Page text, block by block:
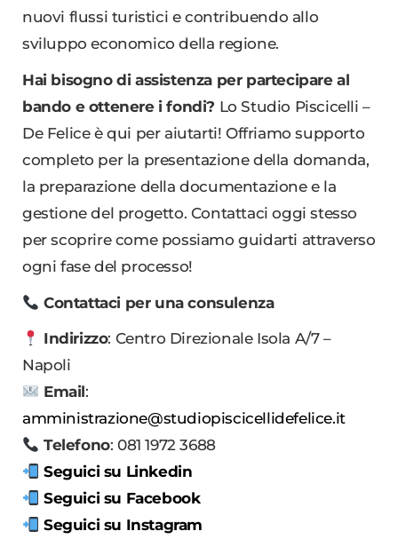
nuovi flussi turistici e contribuendo allo
sviluppo economico della regione.
Hai bisogno di assistenza per partecipare al
bando e ottenere i fondi? Lo Studio Piscicelli –
De Felice è qui per aiutarti! Offriamo supporto
completo per la presentazione della domanda,
la preparazione della documentazione e la
gestione del progetto. Contattaci oggi stesso
per scoprire come possiamo guidarti attraverso
ogni fase del processo!
Contattaci per una consulenza
Indirizzo: Centro Direzionale Isola A/7 –
Napoli
Email:
amministrazione@studiopiscicellidefelice.it
Telefono: 081 1972 3688
Seguici su Linkedin
Seguici su Facebook
Seguici su Instagram